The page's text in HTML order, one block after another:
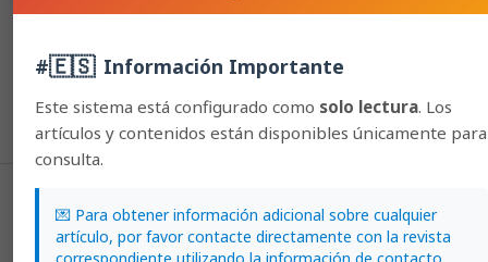
December)
Section
Articles
1. Proposed policy for open access journals
#🇪🇸 Información Importante
Este sistema está configurado como solo lectura. Los
artículos y contenidos están disponibles únicamente para
consulta.
💌 Para obtener información adicional sobre cualquier
artículo, por favor contacte directamente con la revista